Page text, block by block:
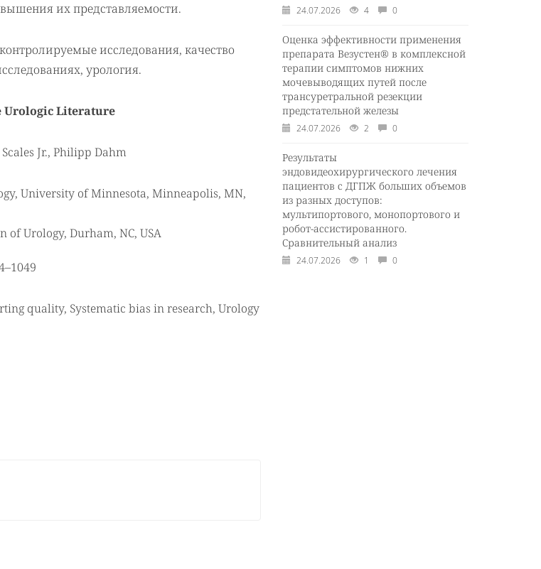
их представляемости.
исследования, качество
урология.
Urologic Literature
Jr., Philipp Dahm
University of Minnesota, Minneapolis, MN,
Urology, Durham, NC, USA
quality, Systematic bias in research, Urology
24.07.2026 4 0
Оценка эффективности применения
препарата Везустен® в комплексной
терапии симптомов нижних
мочевыводящих путей после
трансуретральной резекции
предстательной железы
24.07.2026 2 0
Результаты
эндовидеохирургического лечения
пациентов с ДГПЖ больших объемов
из разных доступов:
мультипортового, монопортового и
робот-ассистированного.
Сравнительный анализ
24.07.2026 1 0